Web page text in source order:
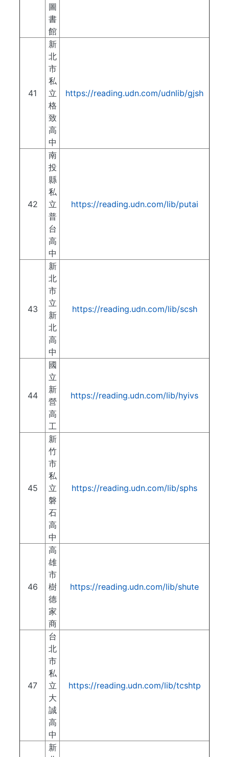
圖
書
館
41
新
北
市
私
立
格
致
高
中
https://reading.udn.com/udnlib/gjsh
42
南
投
縣
私
立
普
台
高
中
https://reading.udn.com/lib/putai
43
新
北
市
立
新
北
高
中
https://reading.udn.com/lib/scsh
44
國
立
新
營
高
工
https://reading.udn.com/lib/hyivs
45
新
竹
市
私
立
磐
石
高
中
https://reading.udn.com/lib/sphs
46
高
雄
市
樹
德
家
商
https://reading.udn.com/lib/shute
47
台
北
市
私
立
大
誠
高
中
https://reading.udn.com/lib/tcshtp
新